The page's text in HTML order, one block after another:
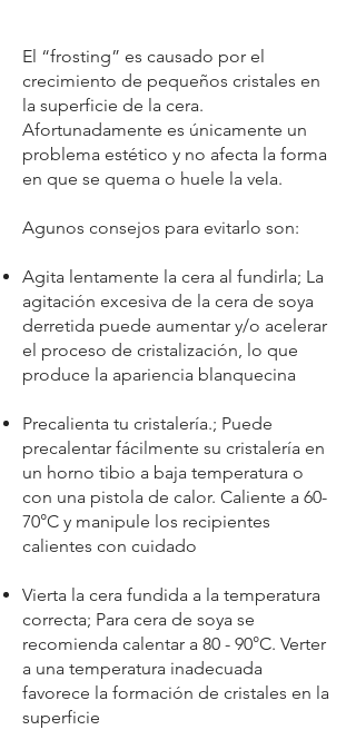
El “frosting” es causado por el
crecimiento de pequeños cristales en
la superficie de la cera.
Afortunadamente es únicamente un
problema estético y no afecta la forma
en que se quema o huele la vela.
Agunos consejos para evitarlo son:
Agita lentamente la cera al fundirla; La
agitación excesiva de la cera de soya
derretida puede aumentar y/o acelerar
el proceso de cristalización, lo que
produce la apariencia blanquecina
Precalienta tu cristalería.; Puede
precalentar fácilmente su cristalería en
un horno tibio a baja temperatura o
con una pistola de calor. Caliente a 60-
70°C y manipule los recipientes
calientes con cuidado
Vierta la cera fundida a la temperatura
correcta; Para cera de soya se
recomienda calentar a 80 - 90°C. Verter
a una temperatura inadecuada
favorece la formación de cristales en la
superficie